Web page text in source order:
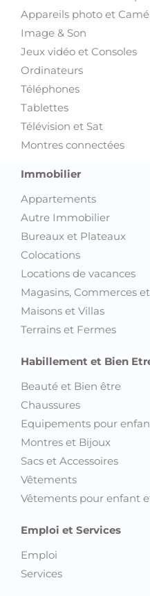
Appareils photo et
Image & Son
Jeux vidéo et Consoles
Ordinateurs
Téléphones
Tablettes
Télévision et Sat
Montres connectées
Immobilier
Appartements
Autre Immobilier
Bureaux et Plateaux
Colocations
Locations de vacances
Magasins, Commerces
Maisons et Villas
Terrains et Fermes
Habillement et Bien
Beauté et Bien être
Chaussures
Equipements pour
Montres et Bijoux
Sacs et Accessoires
Vêtements
Vêtements pour enfant
Emploi et Services
Emploi
Services